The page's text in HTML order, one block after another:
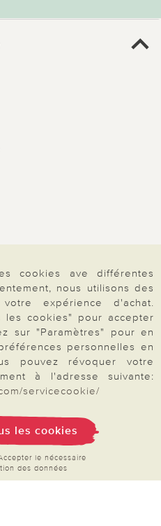
& liberté|Vie privée & cookies
légale incluse
cookies ave différentes
nous utilisons des
expérience d'achat.
les cookies" pour accepter
sur "Paramètres" pour en
personnelles en
pouvez révoquer votre
à l'adresse suivante:
servicecookie/
les cookies
le nécessaire
des données